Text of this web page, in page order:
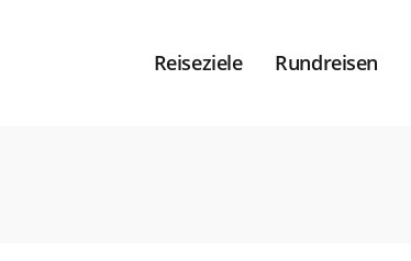
Reiseziele Rundreisen